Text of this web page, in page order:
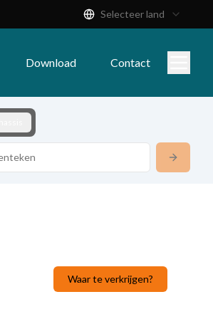
Selecteer land
Download Contact
Waar te verkrijgen?